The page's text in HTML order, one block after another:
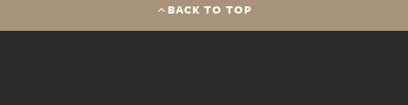
BACK TO TOP